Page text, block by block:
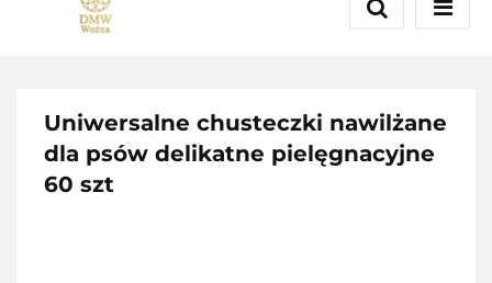
Załóż konto
Uniwersalne chusteczki nawilżane
dla psów delikatne pielęgnacyjne
60 szt